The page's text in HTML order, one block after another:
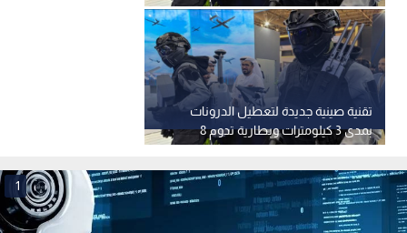
ساعات
تقنية صينية جديدة لتعطيل الدرونات
بمدى 3 كيلومترات وبطارية تدوم 8
ساعات
1